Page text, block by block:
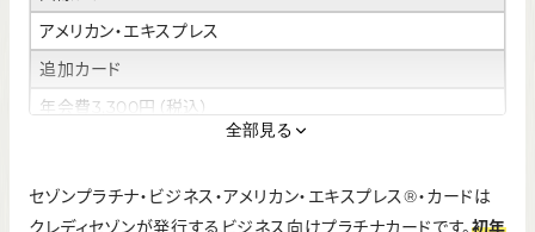
アメリカン・エキスプレス
追加カード
年会費3,300円（税込）
最大5枚まで発行可
全部見る
セゾンプラチナ・ビジネス・アメリカン・エキスプレス®・カードは
クレディセゾンが発行するビジネス向けプラチナカードです。初年